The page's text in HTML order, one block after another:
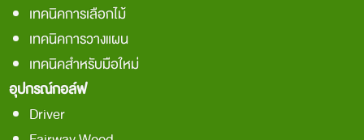
เทคนิคการเลือกไม้
เทคนิคการวางแผน
เทคนิคสำหรับมือใหม่
อุปกรณ์กอล์ฟ
Driver